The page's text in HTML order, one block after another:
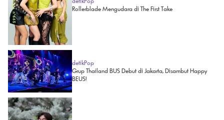
Rollerblade Mengudara di The First Take
detikPop
Grup Thailand BUS Debut di Jakarta, Disambut Happy
BEUS!